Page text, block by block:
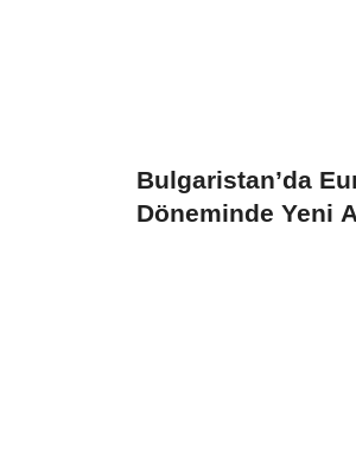
Bulgaristan’da
Döneminde Yeni